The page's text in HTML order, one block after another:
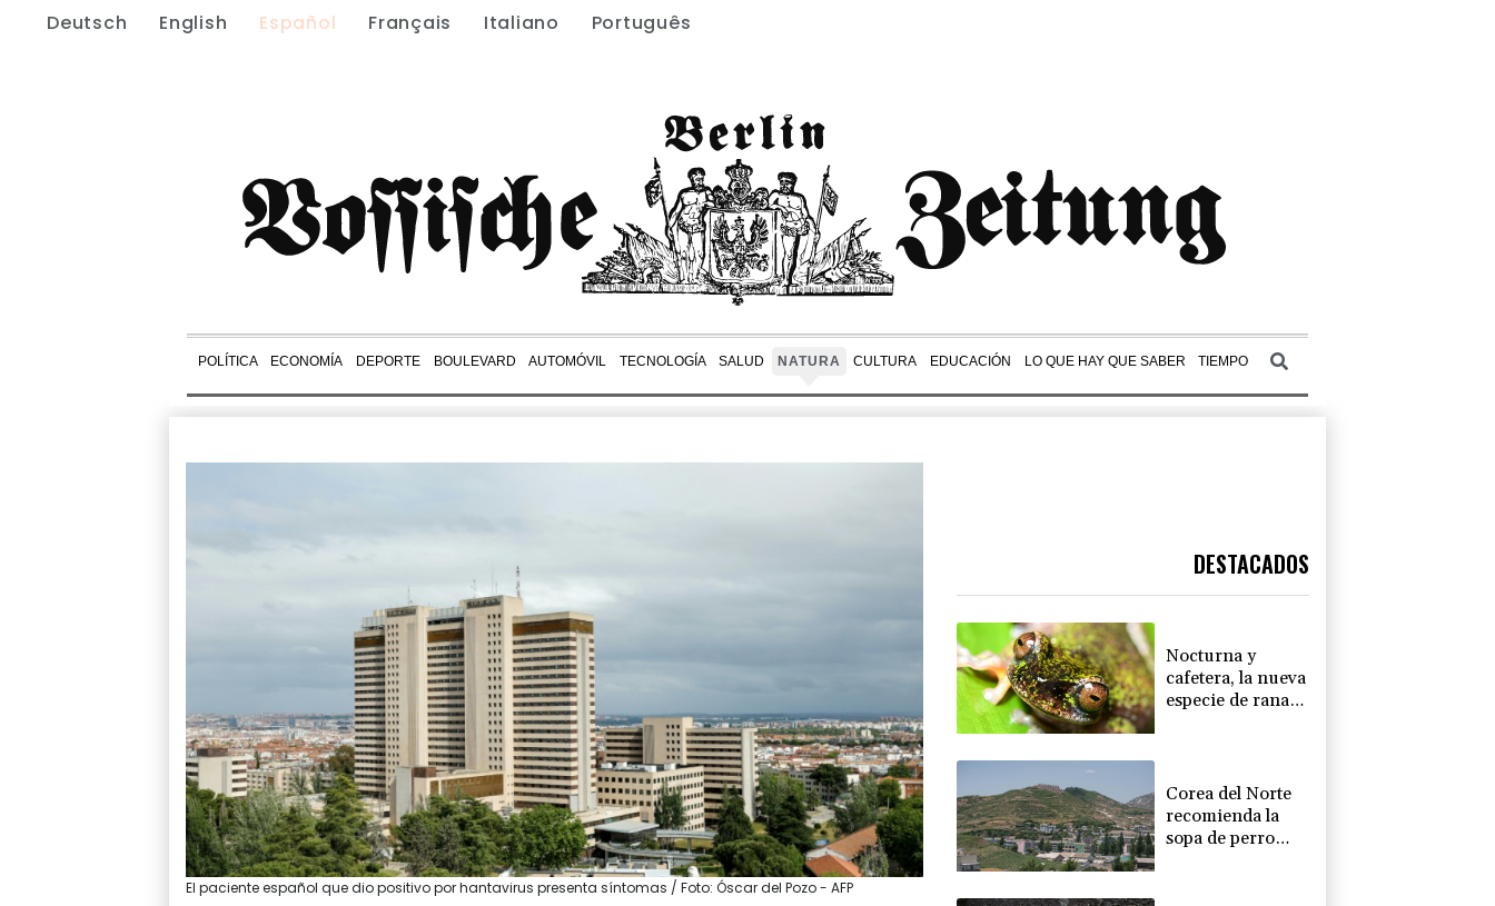
Deutsch English Español Français Italiano Português
POLÍTICA ECONOMÍA DEPORTE BOULEVARD AUTOMÓVIL TECNOLOGÍA SALUD NATURA CULTURA EDUCACIÓN LO QUE HAY QUE SABER TIEMPO
El paciente español que dio positivo por hantavirus presenta síntomas / Foto: Óscar del Pozo - AFP
DESTACADOS
Nocturna y
cafetera, la nueva
especie de rana
Corea del Norte
recomienda la
sopa de perro